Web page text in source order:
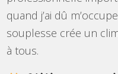
quand j’ai dû
souplesse crée un
à tous.